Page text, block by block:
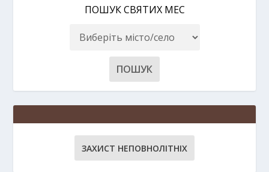
ПОШУК СВЯТИХ МЕС
ЗАХИСТ НЕПОВНОЛІТНІХ